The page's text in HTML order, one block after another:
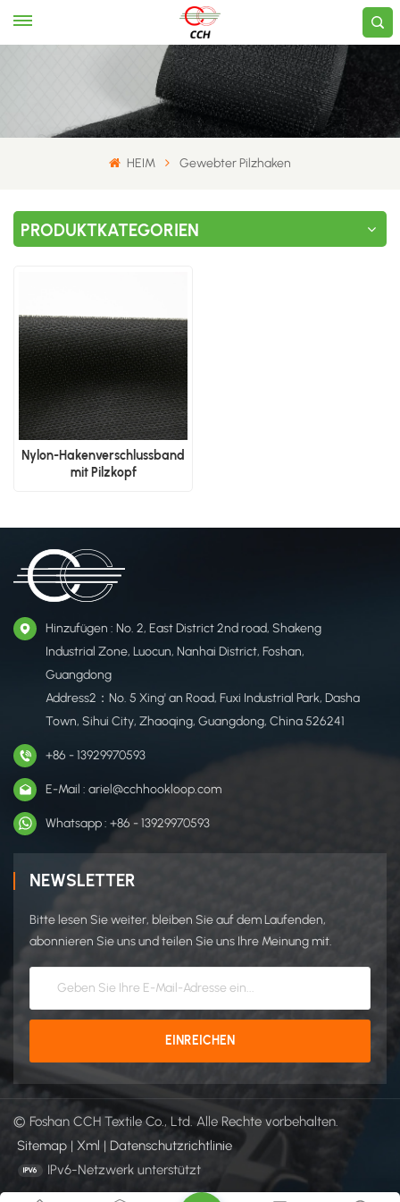
HEIM Gewebter Pilzhaken
PRODUKTKATEGORIEN
Nylon-Hakenverschlussband
mit Pilzkopf
Hinzufügen : No. 2, East District 2nd road, Shakeng
Industrial Zone, Luocun, Nanhai District, Foshan,
Guangdong
Address2：No. 5 Xing' an Road, Fuxi Industrial Park, Dasha
Town, Sihui City, Zhaoqing, Guangdong, China 526241
+86 - 13929970593
E-Mail : ariel@cchhookloop.com
Whatsapp : +86 - 13929970593
NEWSLETTER
Bitte lesen Sie weiter, bleiben Sie auf dem Laufenden,
abonnieren Sie uns und teilen Sie uns Ihre Meinung mit.
© Foshan CCH Textile Co., Ltd. Alle Rechte vorbehalten.
Sitemap | Xml | Datenschutzrichtlinie
IPv6-Netzwerk unterstützt